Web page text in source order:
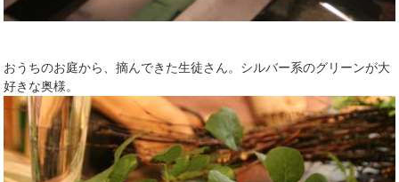
おうちのお庭から、摘んできた生徒さん。シルバー系のグリーンが大
好きな奥様。